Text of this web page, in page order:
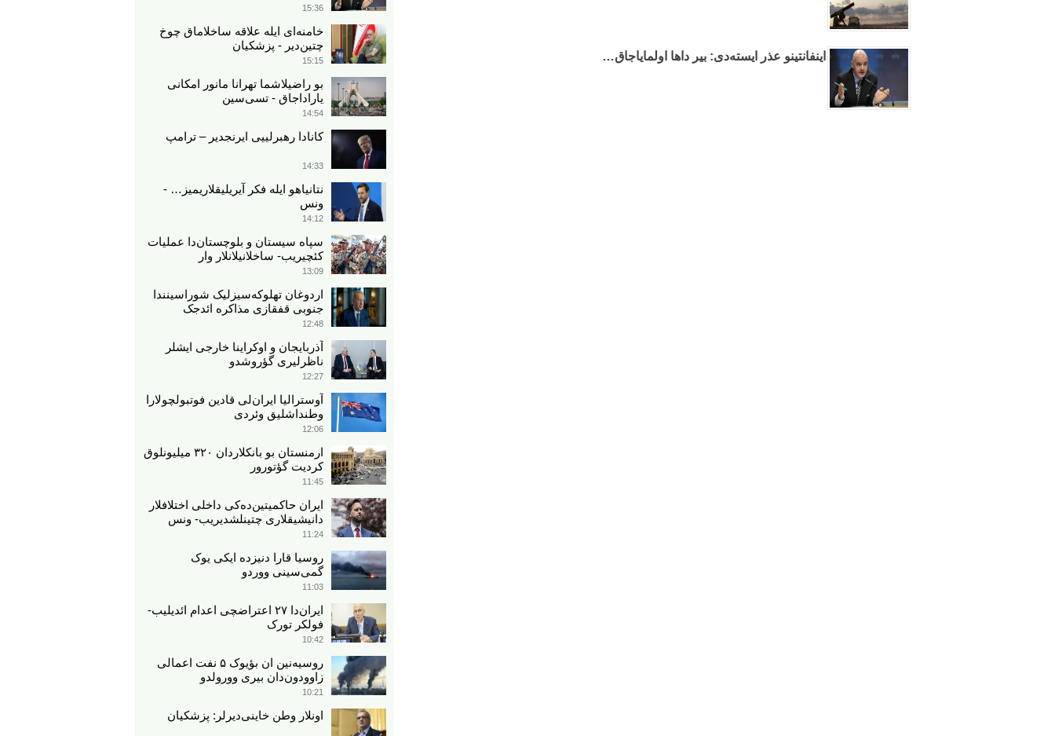
اینفانتینو عذر ایسته‌دی: بیر داها اولمایاجاق…
15:36
خامنه‌ای ایله علاقه ساخلاماق چوخ
چتین‌دیر - پزشکیان
15:15
بو راضیلاشما تهرانا مانور امکانی
یاراداجاق - تسی‌سین
14:54
کانادا رهبرلییی ایرنجدیر – ترامپ
14:33
نتانیاهو ایله فکر آیریلیقلاریمیز… -
ونس
14:12
سپاه سیستان و بلوچستان‌دا عملیات
کئچیریب- ساخلانیلانلار وار
13:09
اردوغان تهلوکه‌سیزلیک شوراسینندا
جنوبی قفقازی مذاکره ائد‌جک
12:48
آذربایجان و اوکراینا خارجی ایشلر
ناظرلیری گؤروشدو
12:27
آوسترالیا ایران‌لی قادین فوتبولچولارا
وطنداشلیق وئردی
12:06
ارمنستان بو بانکلاردان ۳۲۰ میلیونلوق
کردیت گؤتورور
11:45
ایران حاکمیتین‌ده‌کی داخلی اختلافلار
دانیشیقلاری چتینلشدیریب- ونس
11:24
روسیا قارا دنیزده ایکی یوک
گمی‌سینی ووردو
11:03
ایران‌دا ۲۷ اعتراضچی اعدام ائدیلیب-
فولکر تورک
10:42
روسیه‌نین ان بؤیوک ۵ نفت اعمالی
زاوودون‌دان بیری وورولدو
10:21
اونلار وطن خاینی‌دیرلر: پزشکیان